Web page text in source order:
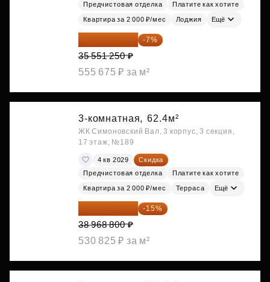
Предчистовая отделка
Платите как хотите
Квартира за 2 000 ₽/мес Лоджия Ещё
33 062 663 ₽ -7%
35 551 250 ₽
555 675 ₽ за м²
3-комнатная, 62.4м²
ЖК Симоновский Вал, 3 корпус, 3 секция,
17 этаж, №189
4 кв 2029
Скидка
Предчистовая отделка
Платите как хотите
Квартира за 2 000 ₽/мес Терраса Ещё
33 123 480 ₽ -15%
38 968 800 ₽
530 825 ₽ за м²